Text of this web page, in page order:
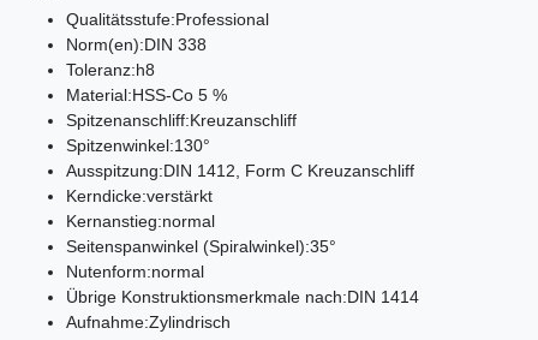
Qualitätsstufe:Professional
Norm(en):DIN 338
Toleranz:h8
Material:HSS-Co 5 %
Spitzenanschliff:Kreuzanschliff
Spitzenwinkel:130°
Ausspitzung:DIN 1412, Form C Kreuzanschliff
Kerndicke:verstärkt
Kernanstieg:normal
Seitenspanwinkel (Spiralwinkel):35°
Nutenform:normal
Übrige Konstruktionsmerkmale nach:DIN 1414
Aufnahme:Zylindrisch